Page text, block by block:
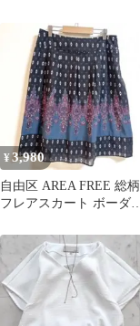
¥3,980
自由区 AREA FREE 総柄
フレアスカート ボーダー